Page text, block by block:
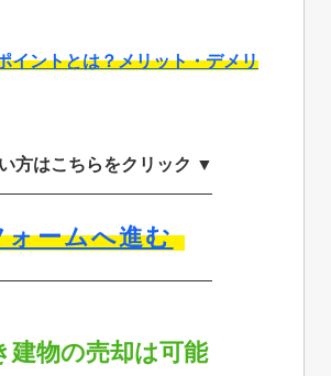
イントとは？メリット・デメリ
方はこちらをクリック ▼
ォームへ進む
建物の売却は可能